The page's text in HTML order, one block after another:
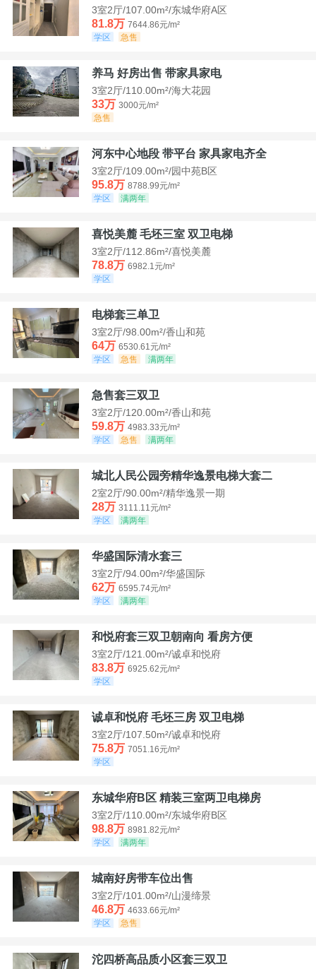
3室2厅/107.00m²/东城华府A区
81.8万 7644.86元/m²
学区
急售
养马 好房出售 带家具家电
3室2厅/110.00m²/海大花园
33万 3000元/m²
急售
河东中心地段 带平台 家具家电齐全
3室2厅/109.00m²/园中苑B区
95.8万 8788.99元/m²
学区
满两年
喜悦美麓 毛坯三室 双卫电梯
3室2厅/112.86m²/喜悦美麓
78.8万 6982.1元/m²
学区
电梯套三单卫
3室2厅/98.00m²/香山和苑
64万 6530.61元/m²
学区
急售 满两年
急售套三双卫
3室2厅/120.00m²/香山和苑
59.8万 4983.33元/m²
学区
急售 满两年
城北人民公园旁精华逸景电梯大套二
2室2厅/90.00m²/精华逸景一期
28万 3111.11元/m²
学区
满两年
华盛国际清水套三
3室2厅/94.00m²/华盛国际
62万 6595.74元/m²
学区
满两年
和悦府套三双卫朝南向 看房方便
3室2厅/121.00m²/诚卓和悦府
83.8万 6925.62元/m²
学区
诚卓和悦府 毛坯三房 双卫电梯
3室2厅/107.50m²/诚卓和悦府
75.8万 7051.16元/m²
学区
东城华府B区 精装三室两卫电梯房
3室2厅/110.00m²/东城华府B区
98.8万 8981.82元/m²
学区
满两年
城南好房带车位出售
3室2厅/101.00m²/山漫缔景
46.8万 4633.66元/m²
学区
急售
沱四桥高品质小区套三双卫